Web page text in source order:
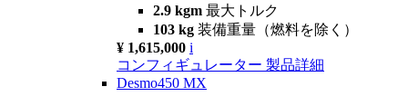
2.9 kgm 最大トルク
103 kg 装備重量（燃料を除く）
¥ 1,615,000 i
コンフィギュレーター 製品詳細
Desmo450 MX